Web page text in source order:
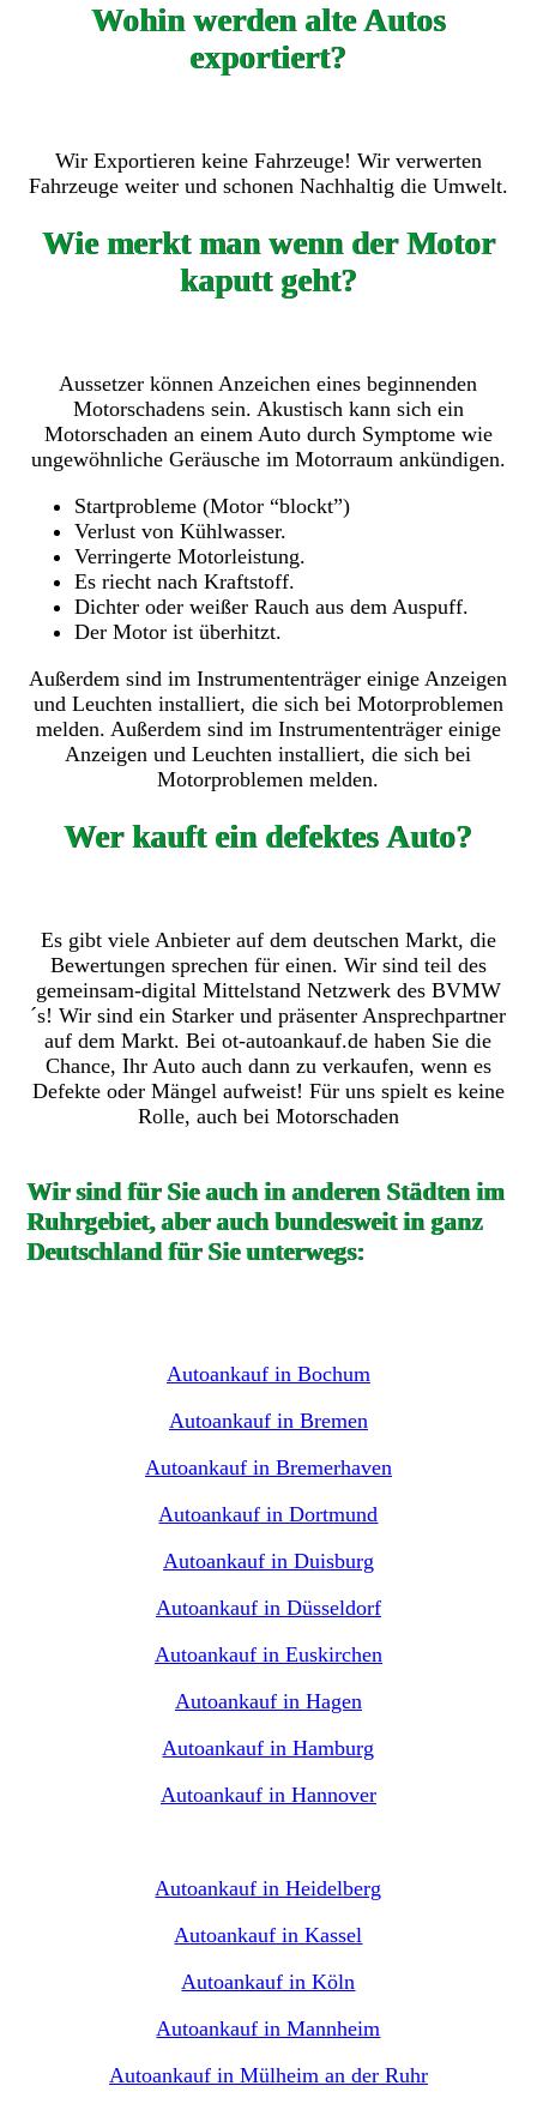
Wohin werden alte Autos
exportiert?
Wir Exportieren keine Fahrzeuge! Wir verwerten
Fahrzeuge weiter und schonen Nachhaltig die Umwelt.
Wie merkt man wenn der Motor
kaputt geht?
Aussetzer können Anzeichen eines beginnenden
Motorschadens sein. Akustisch kann sich ein
Motorschaden an einem Auto durch Symptome wie
ungewöhnliche Geräusche im Motorraum ankündigen.
Startprobleme (Motor “blockt”)
Verlust von Kühlwasser.
Verringerte Motorleistung.
Es riecht nach Kraftstoff.
Dichter oder weißer Rauch aus dem Auspuff.
Der Motor ist überhitzt.
Außerdem sind im Instrumententräger einige Anzeigen
und Leuchten installiert, die sich bei Motorproblemen
melden. Außerdem sind im Instrumententräger einige
Anzeigen und Leuchten installiert, die sich bei
Motorproblemen melden.
Wer kauft ein defektes Auto?
Es gibt viele Anbieter auf dem deutschen Markt, die
Bewertungen sprechen für einen. Wir sind teil des
gemeinsam-digital Mittelstand Netzwerk des BVMW
´s! Wir sind ein Starker und präsenter Ansprechpartner
auf dem Markt. Bei ot-autoankauf.de haben Sie die
Chance, Ihr Auto auch dann zu verkaufen, wenn es
Defekte oder Mängel aufweist! Für uns spielt es keine
Rolle, auch bei Motorschaden
Wir sind für Sie auch in anderen Städten im
Ruhrgebiet, aber auch bundesweit in ganz
Deutschland für Sie unterwegs:
Autoankauf in Bochum
Autoankauf in Bremen
Autoankauf in Bremerhaven
Autoankauf in Dortmund
Autoankauf in Duisburg
Autoankauf in Düsseldorf
Autoankauf in Euskirchen
Autoankauf in Hagen
Autoankauf in Hamburg
Autoankauf in Hannover
Autoankauf in Heidelberg
Autoankauf in Kassel
Autoankauf in Köln
Autoankauf in Mannheim
Autoankauf in Mülheim an der Ruhr